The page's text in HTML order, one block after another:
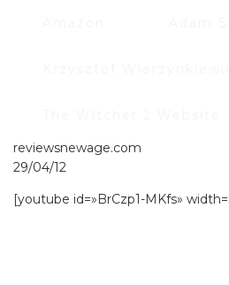
reviewsnewage.com
29/04/12
[youtube id=»BrCzp1-MKfs»